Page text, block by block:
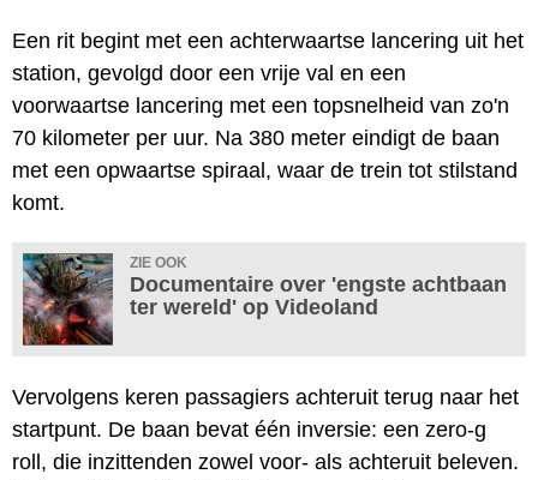
Een rit begint met een achterwaartse lancering uit het
station, gevolgd door een vrije val en een
voorwaartse lancering met een topsnelheid van zo'n
70 kilometer per uur. Na 380 meter eindigt de baan
met een opwaartse spiraal, waar de trein tot stilstand
komt.
ZIE OOK
Documentaire over 'engste achtbaan
ter wereld' op Videoland
Vervolgens keren passagiers achteruit terug naar het
startpunt. De baan bevat één inversie: een zero-g
roll, die inzittenden zowel voor- als achteruit beleven.